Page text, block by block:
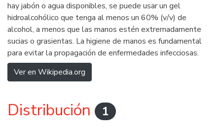
hay jabón o agua disponibles, se puede usar un gel
hidroalcohólico que tenga al menos un 60% (v/v) de
alcohol, a menos que las manos estén extremadamente
sucias o grasientas. La higiene de manos es fundamental
para evitar la propagación de enfermedades infecciosas.
Ver en Wikipedia.org
Distribución 1